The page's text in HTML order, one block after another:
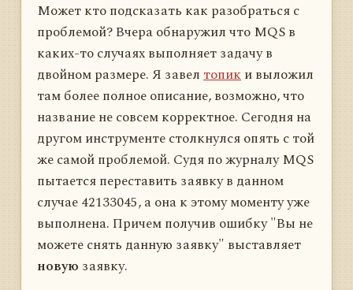
Может кто подсказать как разобраться с
проблемой? Вчера обнаружил что MQS в
каких-то случаях выполняет задачу в
двойном размере. Я завелтопики выложил
там более полное описание, возможно, что
название не совсем корректное. Сегодня на
другом инструменте столкнулся опять с той
же самой проблемой. Судя по журналу MQS
пытается переставить заявку в данном
случае 42133045, а она к этому моменту уже
выполнена. Причем получив ошибку "Вы не
можете снять данную заявку" выставляет
новую заявку.